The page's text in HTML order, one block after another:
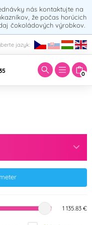
nás kontaktujte na
že počas horúcich
čokoládových výrobkov.
jazyk:
0
1 135.83 €